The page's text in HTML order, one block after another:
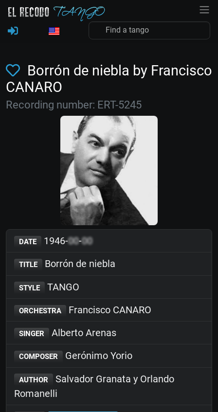
Borrón de niebla by Francisco
CANARO
Recording number: ERT-5245
DATE 1946-00-00
TITLE Borrón de niebla
STYLE TANGO
ORCHESTRA Francisco CANARO
SINGER Alberto Arenas
COMPOSER Gerónimo Yorio
AUTHOR
Salvador Granata y Orlando
Romanelli